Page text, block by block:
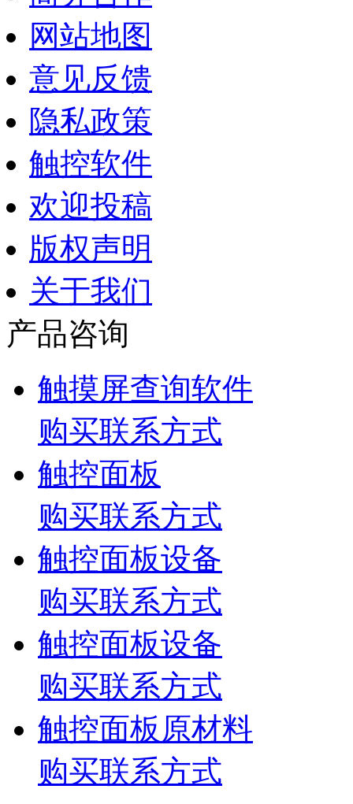
网站地图
意见反馈
隐私政策
触控软件
欢迎投稿
版权声明
关于我们
产品咨询
触摸屏查询软件
购买联系方式
触控面板
购买联系方式
触控面板设备
购买联系方式
触控面板设备
购买联系方式
触控面板原材料
购买联系方式